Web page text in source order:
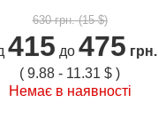
630 грн. (15 $)
415 до 475 грн.
( 9.88 - 11.31 $ )
Немає в наявності